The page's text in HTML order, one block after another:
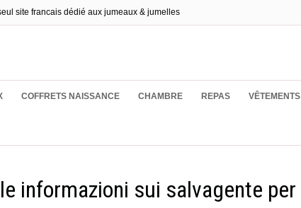
site francais dédié aux jumeaux & jumelles
COFFRETS NAISSANCE CHAMBRE REPAS VÊTEMENTS
informazioni sui salvagente per